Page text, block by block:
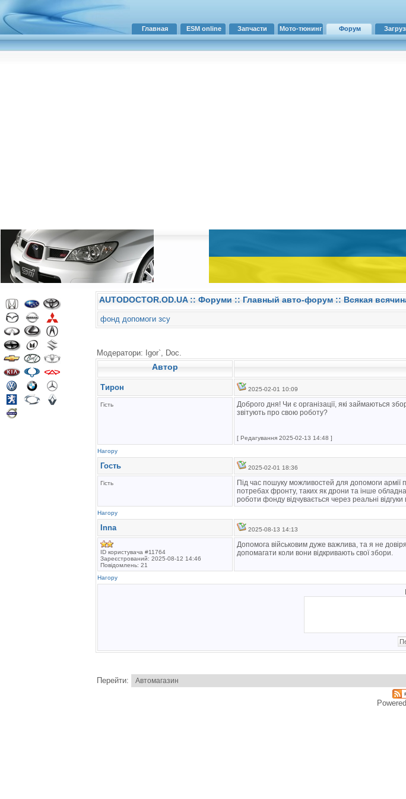
Главная ESM online Запчасти Мото-тюнинг Форум
AUTODOCTOR.OD.UA:: Форуми :: Главный авто-форум :: Всякая
фонд допомоги зсу
Модератори: Igor`, Doc.
Автор
Tирон 2025-02-01 10:09
Гість
Доброго дня! Чи є організації, які займаються
звітують про свою роботу?
[ Редагування 2025-02-13 14:48 ]
Нагору
Гость 2025-02-01 18:36
Гість Під час пошуку можливостей для допомоги армії
потребах фронту, таких як дрони та інше
роботи фонду відчувається через реальні
Нагору
Inna 2025-08-13 14:13
ID користувача #11764
Зареєстрований: 2025-08-12 14:46
Повідомлень: 21
Допомога військовим дуже важлива, та я не
допомагати коли вони відкривають свої збори.
Нагору
Перейти: